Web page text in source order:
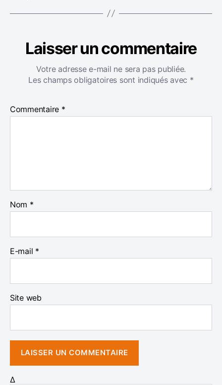
s
Laisser un commentaire
Votre adresse e-mail ne sera pas publiée.
Les champs obligatoires sont indiqués avec *
Commentaire *
Nom *
E-mail *
Site web
Δ